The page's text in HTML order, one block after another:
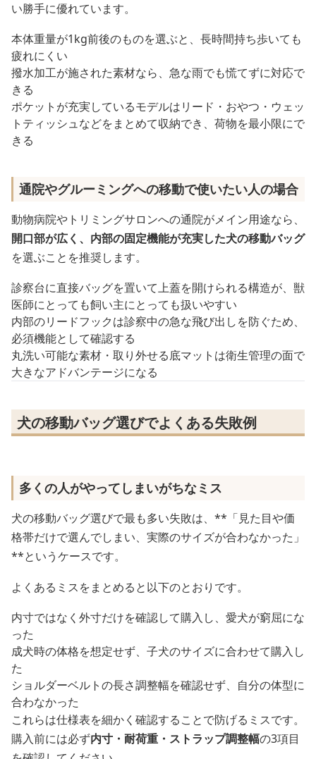
い勝手に優れています。
本体重量が1kg前後のものを選ぶと、長時間持ち歩いても
疲れにくい
撥水加工が施された素材なら、急な雨でも慌てずに対応で
きる
ポケットが充実しているモデルはリード・おやつ・ウェッ
トティッシュなどをまとめて収納でき、荷物を最小限にで
きる
通院やグルーミングへの移動で使いたい人の場合
動物病院やトリミングサロンへの通院がメイン用途なら、
開口部が広く、内部の固定機能が充実した犬の移動バッグ
を選ぶことを推奨します。
診察台に直接バッグを置いて上蓋を開けられる構造が、獣
医師にとっても飼い主にとっても扱いやすい
内部のリードフックは診察中の急な飛び出しを防ぐため、
必須機能として確認する
丸洗い可能な素材・取り外せる底マットは衛生管理の面で
大きなアドバンテージになる
犬の移動バッグ選びでよくある失敗例
多くの人がやってしまいがちなミス
犬の移動バッグ選びで最も多い失敗は、**「見た目や価
格帯だけで選んでしまい、実際のサイズが合わなかった」
**というケースです。
よくあるミスをまとめると以下のとおりです。
内寸ではなく外寸だけを確認して購入し、愛犬が窮屈にな
った
成犬時の体格を想定せず、子犬のサイズに合わせて購入し
た
ショルダーベルトの長さ調整幅を確認せず、自分の体型に
合わなかった
これらは仕様表を細かく確認することで防げるミスです。
購入前には必ず内寸・耐荷重・ストラップ調整幅の3項目